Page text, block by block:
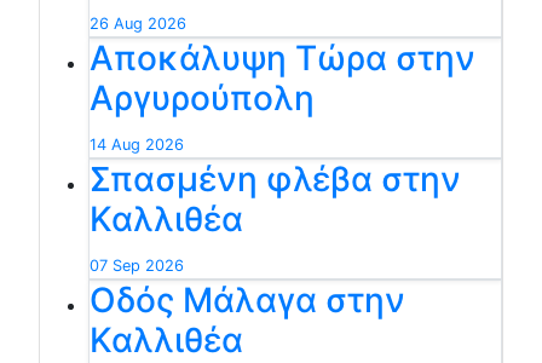
26 Aug 2026
Αποκάλυψη Τώρα στην
Αργυρούπολη
14 Aug 2026
Σπασμένη φλέβα στην
Καλλιθέα
07 Sep 2026
Οδός Μάλαγα στην
Καλλιθέα